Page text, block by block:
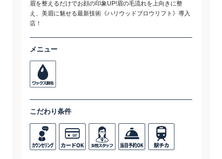
眉を整えるだけでお顔の印象UP!眉の毛流れを上向きに整
え、美眉に魅せる最新技術《ハリウッドブロウリフト》導入
店！
メニュー
こだわり条件